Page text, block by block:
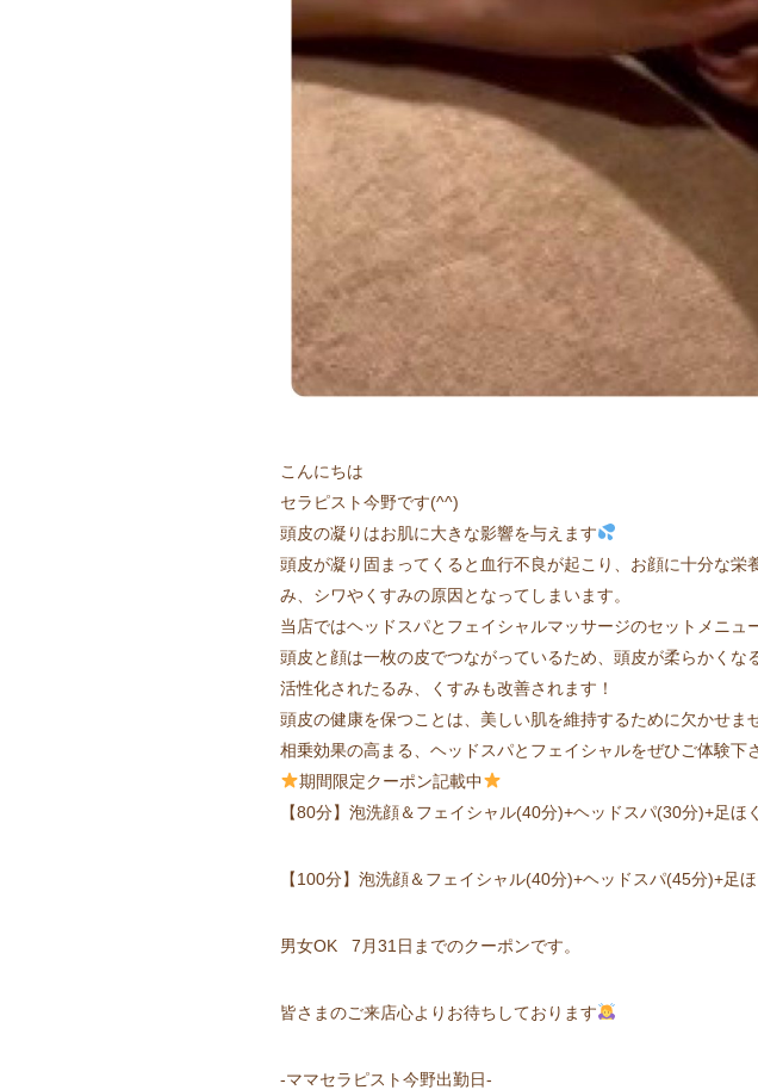
こんにちは
セラピスト今野です(^^)
頭皮の凝りはお肌に大きな影響を与えます
頭皮が凝り固まってくると血行不良が起こり、お顔に十分な
み、シワやくすみの原因となってしまいます。
当店ではヘッドスパとフェイシャルマッサージのセットメニュ
頭皮と顔は一枚の皮でつながっているため、頭皮が柔らかく
活性化されたるみ、くすみも改善されます！
頭皮の健康を保つことは、美しい肌を維持するために欠かせま
相乗効果の高まる、ヘッドスパとフェイシャルをぜひご体験下
期間限定クーポン記載中
【80分】泡洗顔＆フェイシャル(40分)+ヘッドスパ(30分)+足
【100分】泡洗顔＆フェイシャル(40分)+ヘッドスパ(45分)+
男女OK 7月31日までのクーポンです。
皆さまのご来店心よりお待ちしております
-ママセラピスト今野出勤日-